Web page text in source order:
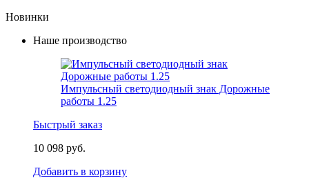
Новинки
Наше производство
Импульсный светодиодный знак Дорожные
работы 1.25
Быстрый заказ
10 098 руб.
Добавить в корзину